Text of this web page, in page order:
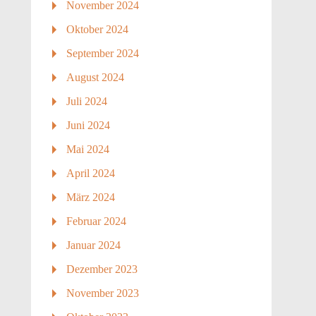
November 2024
Oktober 2024
September 2024
August 2024
Juli 2024
Juni 2024
Mai 2024
April 2024
März 2024
Februar 2024
Januar 2024
Dezember 2023
November 2023